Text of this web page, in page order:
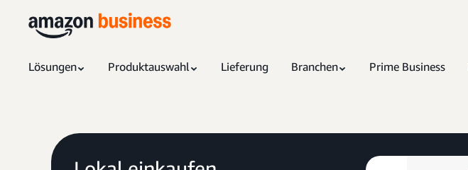
Lösungen Produktauswahl Lieferung Branchen Prime Business